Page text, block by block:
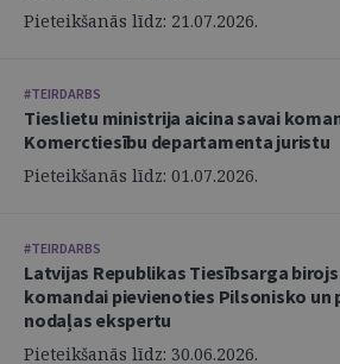
Pieteikšanās līdz: 21.07.2026.
#TEIRDARBS
Tieslietu ministrija aicina savai
Komerctiesību departamenta juristu
Pieteikšanās līdz: 01.07.2026.
#TEIRDARBS
Latvijas Republikas Tiesībsarga
komandai pievienoties Pilsonisko
nodaļas ekspertu
Pieteikšanās līdz: 30.06.2026.